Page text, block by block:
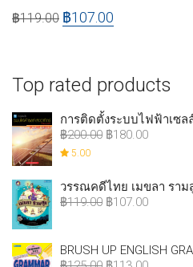
฿119.00 ฿107.00
Top rated products
การติดตั้งระบบไฟฟ้าเซล
฿200.00 ฿180.00
5.00
วรรณคดีไทย เมขลา ราม
฿119.00 ฿107.00
BRUSH UP ENGLISH